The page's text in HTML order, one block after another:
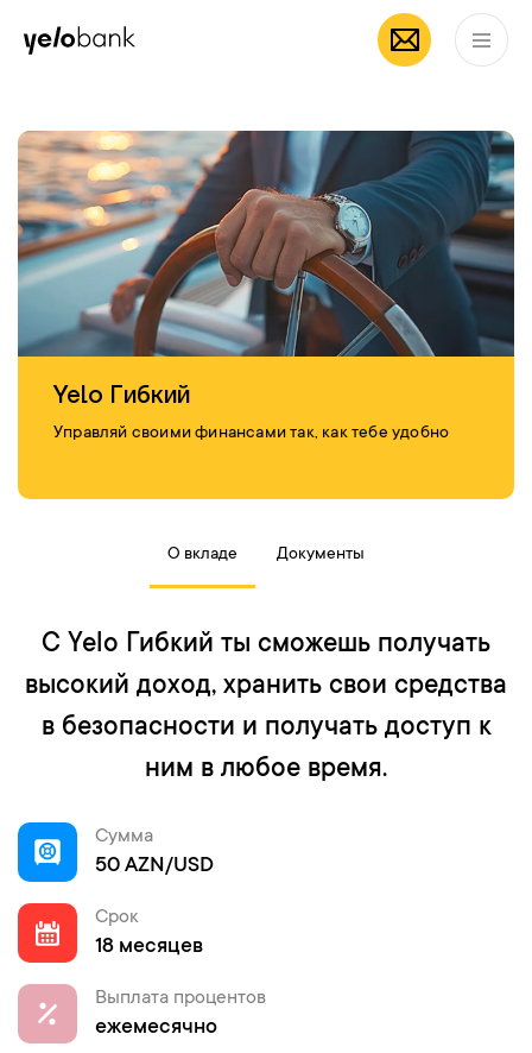
приложение Yelo
Частным лицам
Yelo Гибкий
Управляй своими финансами так, как тебе удобно
О вкладе Документы
С Yelo Гибкий ты сможешь получать
высокий доход, хранить свои средства
в безопасности и получать доступ к
ним в любое время.
Сумма
50 AZN/USD
Срок
18 месяцев
Выплата процентов
ежемесячно